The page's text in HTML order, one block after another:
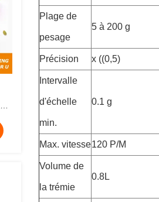
Plage de
pesage
5 à 200 g
Précision x ((0,5)
Intervalle
d'échelle
min.
0.1 g
Max. vitesse120 P/M
Volume de
la trémie
0.8L